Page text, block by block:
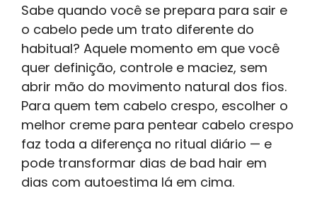
Sabe quando você se prepara para sair e
o cabelo pede um trato diferente do
habitual? Aquele momento em que você
quer definição, controle e maciez, sem
abrir mão do movimento natural dos fios.
Para quem tem cabelo crespo, escolher o
melhor creme para pentear cabelo crespo
faz toda a diferença no ritual diário — e
pode transformar dias de bad hair em
dias com autoestima lá em cima.